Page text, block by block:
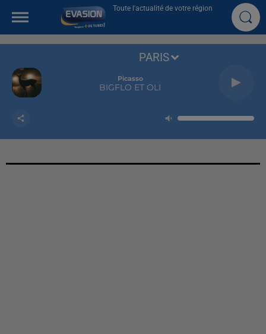
Toute l'actualité de votre région
Picasso
BIGFLO ET OLI
PARIS